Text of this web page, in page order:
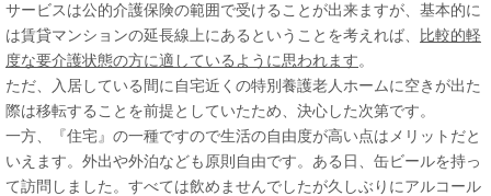
サービスは公的介護保険の範囲で受けることが出来ますが、基本的に
は賃貸マンションの延長線上にあるということを考えれば、
比較的軽
度な要介護状態の方に適しているように思われます。
ただ、入居している間に自宅近くの特別養護老人ホームに空きが出た
際は移転することを前提としていたため、決心した次第です。
一方、『住宅』の一種ですので生活の自由度が高い点はメリットだと
いえます。外出や外泊なども原則自由です。ある日、缶ビールを持っ
て訪問しました。すべては飲めませんでしたが久しぶりにアルコール